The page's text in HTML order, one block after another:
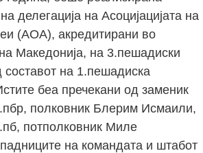
делегација на Асоцијацијата на
(АОА), акредитирани во
Македонија, на 3.пешадиски
составот на 1.пешадиска
беа пречекани од заменик
полковник Блерим Исмаили,
потполковник Миле
на командата и штабот